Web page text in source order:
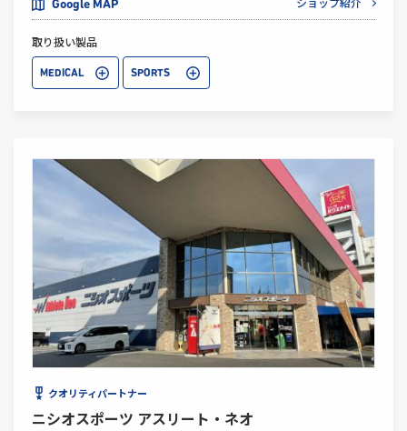
Google MAP
取り扱い製品
MEDICAL SPORTS
クオリティパートナー
ニシオスポーツ アスリート・ネオ